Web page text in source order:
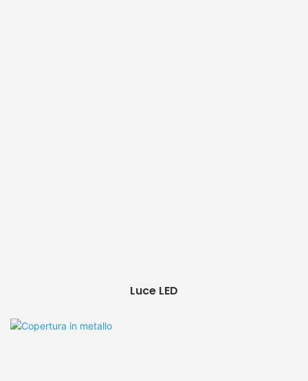
Luce LED